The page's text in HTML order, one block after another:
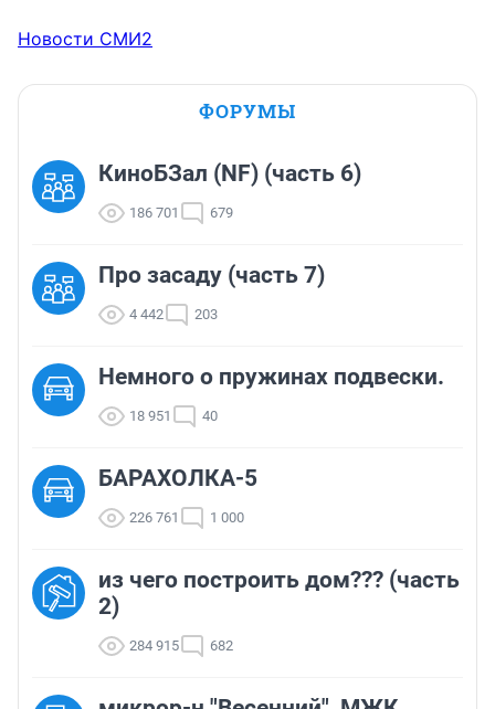
Новости СМИ2
ФОРУМЫ
КиноБЗал (NF) (часть 6)
186 701 679
Про засаду (часть 7)
4 442 203
Немного о пружинах подвески.
18 951 40
БАРАХОЛКА-5
226 761 1 000
из чего построить дом??? (часть
2)
284 915 682